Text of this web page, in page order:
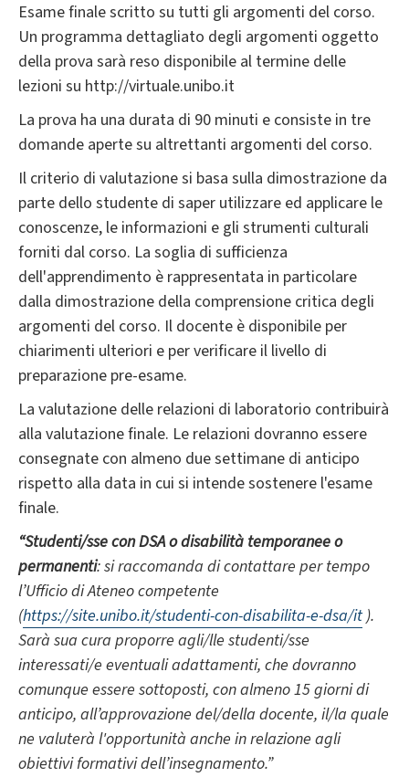
Esame finale scritto su tutti gli argomenti del corso.
Un programma dettagliato degli argomenti oggetto
della prova sarà reso disponibile al termine delle
lezioni su http://virtuale.unibo.it
La prova ha una durata di 90 minuti e consiste in tre
domande aperte su altrettanti argomenti del corso.
Il criterio di valutazione si basa sulla dimostrazione da
parte dello studente di saper utilizzare ed applicare le
conoscenze, le informazioni e gli strumenti culturali
forniti dal corso. La soglia di sufficienza
dell'apprendimento è rappresentata in particolare
dalla dimostrazione della comprensione critica degli
argomenti del corso. Il docente è disponibile per
chiarimenti ulteriori e per verificare il livello di
preparazione pre-esame.
La valutazione delle relazioni di laboratorio contribuirà
alla valutazione finale. Le relazioni dovranno essere
consegnate con almeno due settimane di anticipo
rispetto alla data in cui si intende sostenere l'esame
finale.
“Studenti/sse con DSA o disabilità temporanee o
permanenti: si raccomanda di contattare per tempo
l’Ufficio di Ateneo competente
(https://site.unibo.it/studenti-con-disabilita-e-dsa/it).
Sarà sua cura proporre agli/lle studenti/sse
interessati/e eventuali adattamenti, che dovranno
comunque essere sottoposti, con almeno 15 giorni di
anticipo, all’approvazione del/della docente, il/la quale
ne valuterà l'opportunità anche in relazione agli
obiettivi formativi dell’insegnamento.”